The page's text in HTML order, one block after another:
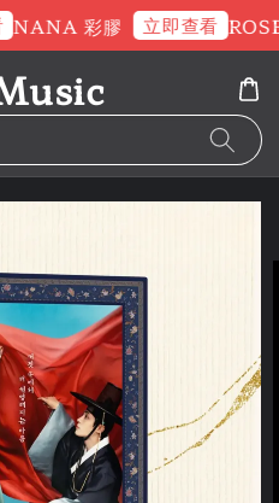
NANA 彩膠 立即查看 ROSE